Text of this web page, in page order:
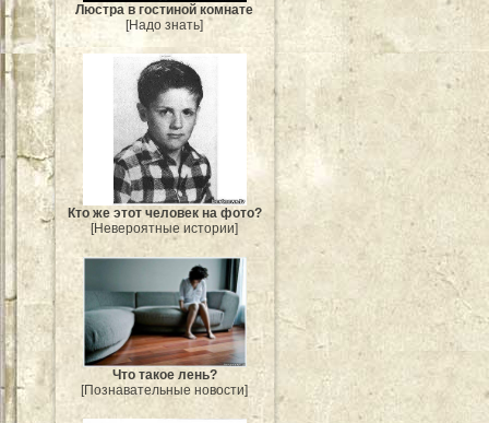
Люстра в гостиной комнате
[Надо знать]
Кто же этот человек на фото?
[Невероятные истории]
Что такое лень?
[Познавательные новости]